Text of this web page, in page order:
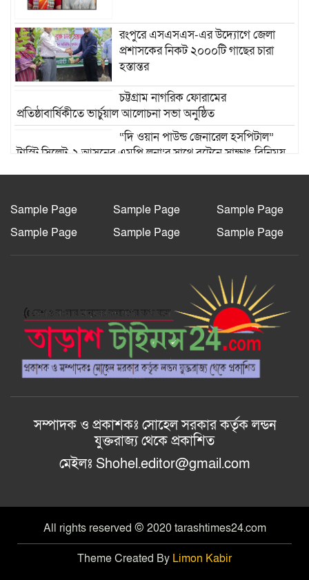
রংপুরে এসএসএস-এর উদ্যোগে জেলা
প্রশাসকের নিকট ২০০০টি গাছের চারা
হস্তান্তর
চট্টগ্রাম নাগরিক ফোরামের
প্রতিষ্ঠাবার্ষিকীতে ভার্চুয়াল আলোচনা সভা অনুষ্ঠিত
“দি ওয়ান পাউন্ড জেনারেল হসপিটাল”
ট্রাস্টি সিলেট-২ আসনের এমপি লুনা’র সা‌থে বৃটেনে সাক্ষাৎ বিনিময়
মানবিক সংগঠন সিলেট-চট্টগ্রাম ফ্রেন্ডশিপ
রাজশাহী দুর্গাপুরে ভ্রাম্যমাণ আদালতের
বাংলাদেশ জাতীয়তাবাদী স্বেচ্ছাসেবক
দলের হরিপুর উপজেলা শাখার নতুন কমিটি
গঠন
আল-ইযহার আইডিয়াল মাদ্রাসায় মেধা
বিকাশ, কুরআন বিতরণ ও ফলাফল প্রকাশ
অনুষ্ঠান ২০২৬ অনুষ্ঠিত।
Sample Page Sample Page
Sample Page
Sample Page
Sample Page Sample Page
সম্পাদক ও প্রকাশকঃ সোহেল সরকার কর্তৃক লন্ডন
যুক্তরাজ্য থেকে প্রকাশিত
মেইলঃ Shohel.editor@gmail.com
All rights reserved © 2020 tarashtimes24.com
Theme Created By Limon Kabir